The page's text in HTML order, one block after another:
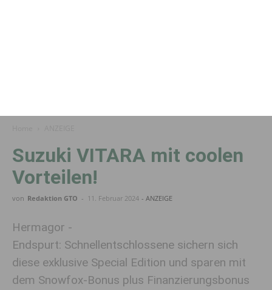
Suzuki VITARA mit coolen
Vorteilen!
von Redaktion GTO - 11. Februar 2024 - ANZEIGE
Hermagor -
Endspurt: Schnellentschlossene sichern sich
diese exklusive Special Edition und sparen mit
dem Snowfox-Bonus plus Finanzierungsbonus